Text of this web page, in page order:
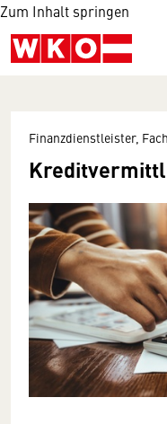
Zum Inhalt springen
Finanzdienstleister,